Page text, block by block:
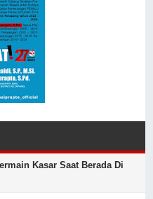
Kasar Saat Berada Di